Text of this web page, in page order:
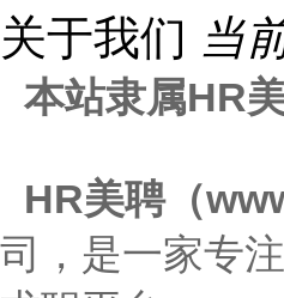
关于我们 当
本站隶属HR
HR美聘（
司，是一家专